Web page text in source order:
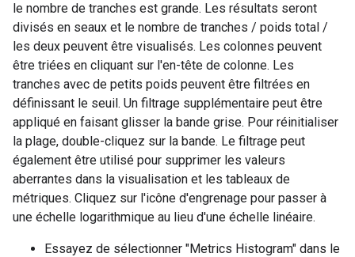
le nombre de tranches est grande. Les résultats seront
divisés en seaux et le nombre de tranches / poids total /
les deux peuvent être visualisés. Les colonnes peuvent
être triées en cliquant sur l'en-tête de colonne. Les
tranches avec de petits poids peuvent être filtrées en
définissant le seuil. Un filtrage supplémentaire peut être
appliqué en faisant glisser la bande grise. Pour réinitialiser
la plage, double-cliquez sur la bande. Le filtrage peut
également être utilisé pour supprimer les valeurs
aberrantes dans la visualisation et les tableaux de
métriques. Cliquez sur l'icône d'engrenage pour passer à
une échelle logarithmique au lieu d'une échelle linéaire.
Essayez de sélectionner "Metrics Histogram" dans le